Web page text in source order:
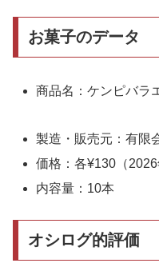
お菓子のデータ
商品名：ケンピバラ
カ
製造・販売元：有限
価格：各¥130（2026
内容量：10本
オシログ的評価